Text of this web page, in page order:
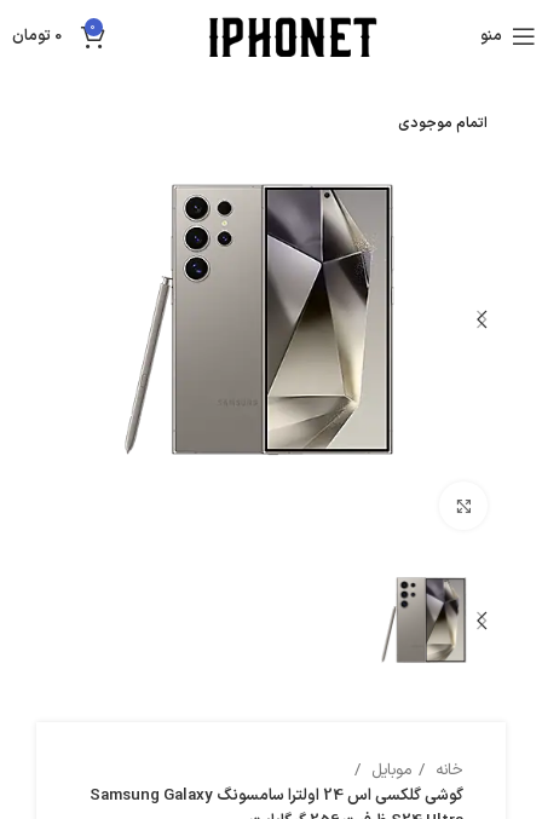
منو 0
0 تومان
اتمام موجودی
خانه
موبایل
گوشی گلکسی اس 24 اولترا سامسونگ Samsung Galaxy